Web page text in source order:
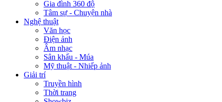
Gia đình 360 độ
Tâm sự - Chuyện nhà
Nghệ thuật
Văn học
Điện ảnh
Âm nhạc
Sân khấu - Múa
Mỹ thuật - Nhiếp ảnh
Giải trí
Truyền hình
Thời trang